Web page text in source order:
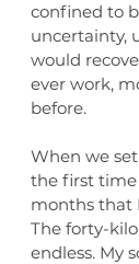
confined to
uncertainty,
would
ever work,
before.
When we
the first
months that
The forty-
endless. My